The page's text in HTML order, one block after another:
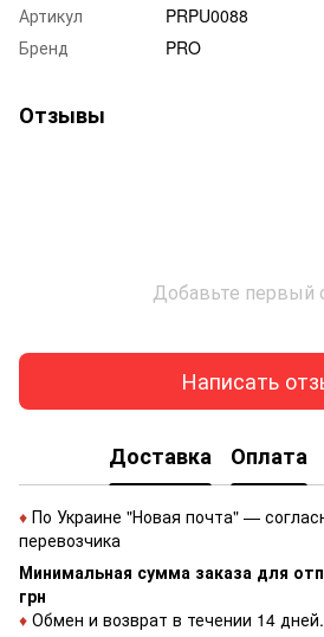
Артикул
PRPU0088
Бренд
PRO
Отзывы
Добавьте первый
Написать
Доставка Оплата
♦ По Украине "Новая почта" —
перевозчика
Минимальная сумма заказа для
грн
♦ Обмен и возврат в течении 14 дней.